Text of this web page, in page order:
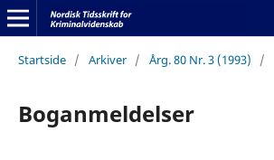
Startside / Arkiver / Årg. 80 Nr. 3 (1993) /
Boganmeldelser